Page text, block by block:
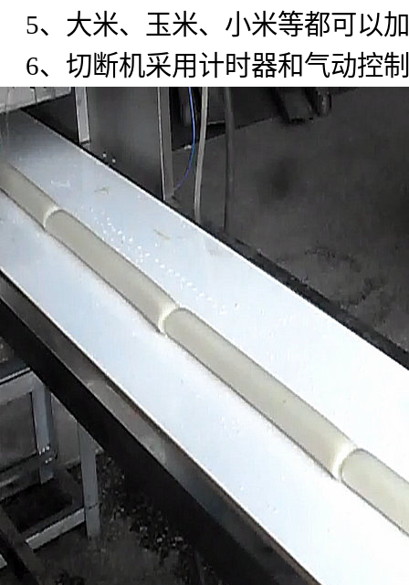
5、大米、玉米、小米等都可以
6、切断机采用计时器和气动控